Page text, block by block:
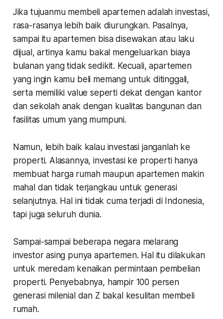
Jika tujuanmu membeli apartemen adalah investasi,
rasa-rasanya lebih baik diurungkan. Pasalnya,
sampai itu apartemen bisa disewakan atau laku
dijual, artinya kamu bakal mengeluarkan biaya
bulanan yang tidak sedikit. Kecuali, apartemen
yang ingin kamu beli memang untuk ditinggali,
serta memilikivalue seperti dekat dengan kantor
dan sekolah anak dengan kualitas bangunan dan
fasilitas umum yang mumpuni.
Namun, lebih baik kalau investasi janganlah ke
properti. Alasannya, investasi ke properti hanya
membuat harga rumah maupun apartemen makin
mahal dan tidak terjangkau untuk generasi
selanjutnya. Hal ini tidak cuma terjadi di Indonesia,
tapi juga seluruh dunia.
Sampai-sampai beberapa negara melarang
investor asing punya apartemen. Hal itu dilakukan
untuk meredam kenaikan permintaan pembelian
properti. Penyebabnya, hampir 100 persen
generasi milenial dan Z bakal kesulitan membeli
rumah.